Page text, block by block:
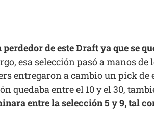
de este Draft ya que se
esa selección pasó a manos
entregaron a cambio un pick de
quedaba entre el 10 y el 30,
entre la selección 5 y 9, tal